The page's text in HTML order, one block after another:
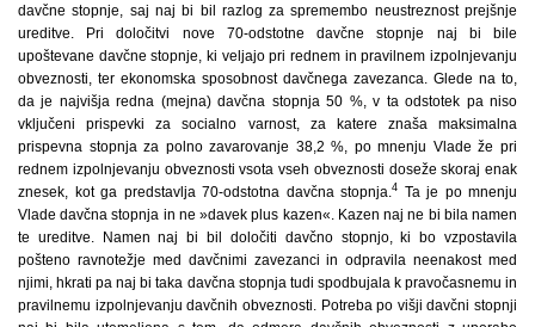
davčne stopnje, saj naj bi bil razlog za spremembo neustreznost prejšnje
ureditve. Pri določitvi nove 70-odstotne davčne stopnje naj bi bile
upoštevane davčne stopnje, ki veljajo pri rednem in pravilnem izpolnjevanju
obveznosti, ter ekonomska sposobnost davčnega zavezanca. Glede na to,
da je najvišja redna (mejna) davčna stopnja 50 %, v ta odstotek pa niso
vključeni prispevki za socialno varnost, za katere znaša maksimalna
prispevna stopnja za polno zavarovanje 38,2 %, po mnenju Vlade že pri
rednem izpolnjevanju obveznosti vsota vseh obveznosti doseže skoraj enak
znesek, kot ga predstavlja 70-odstotna davčna stopnja. 4 Ta je po mnenju
Vlade davčna stopnja in ne »davek plus kazen«. Kazen naj ne bi bila namen
te ureditve. Namen naj bi bil določiti davčno stopnjo, ki bo vzpostavila
pošteno ravnotežje med davčnimi zavezanci in odpravila neenakost med
njimi, hkrati pa naj bi taka davčna stopnja tudi spodbujala k pravočasnemu in
pravilnemu izpolnjevanju davčnih obveznosti. Potreba po višji davčni stopnji